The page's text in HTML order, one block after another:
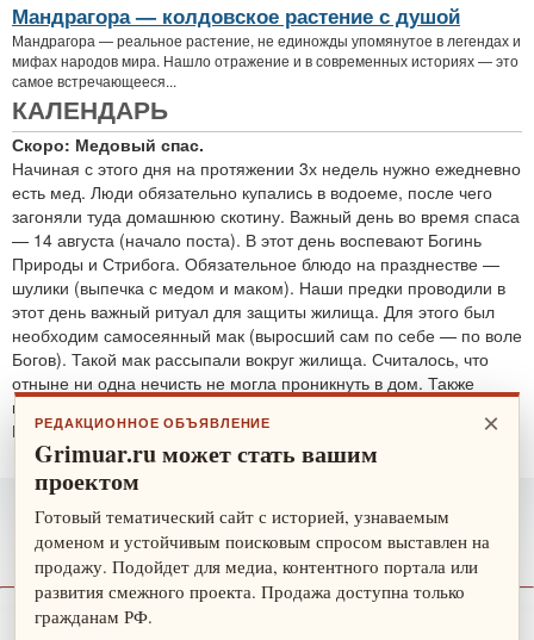
Мандрагора — колдовское растение с душой
Мандрагора — реальное растение, не единожды упомянутое в легендах и
мифах народов мира. Нашло отражение и в современных историях — это
самое встречающееся...
КАЛЕНДАРЬ
Скоро: Медовый спас.
Начиная с этого дня на протяжении 3х недель нужно ежедневно
есть мед. Люди обязательно купались в водоеме, после чего
загоняли туда домашнюю скотину. Важный день во время спаса
— 14 августа (начало поста). В этот день воспевают Богинь
Природы и Стрибога. Обязательное блюдо на празднестве —
шулики (выпечка с медом и маком). Наши предки проводили в
этот день важный ритуал для защиты жилища. Для этого был
необходим самосеянный мак (выросший сам по себе — по воле
Богов). Такой мак рассыпали вокруг жилища. Считалось, что
отныне ни одна нечисть не могла проникнуть в дом. Также
проводятся обряды для защиты от злобных духов.
По теме:защитные ритуалы ×
РЕДАКЦИОННОЕ ОБЪЯВЛЕНИЕ
Grimuar.ru может стать вашим
проектом
Готовый тематический сайт с историей, узнаваемым
доменом и устойчивым поисковым спросом выставлен на
продажу. Подойдет для медиа, контентного портала или
развития смежного проекта. Продажа доступна только
гражданам РФ.